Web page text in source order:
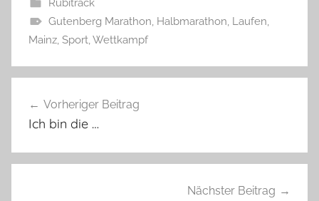
Rubitrack
Gutenberg Marathon, Halbmarathon, Laufen,
Mainz, Sport,Wettkampf
Vorheriger Beitrag
Ich bin die …
Nächster Beitrag